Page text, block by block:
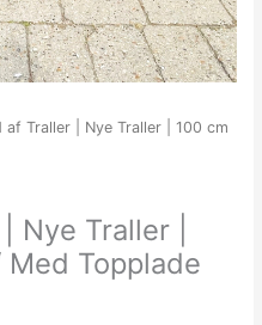
af Traller | Nye Traller | 100 cm
Nye Traller |
Topplade